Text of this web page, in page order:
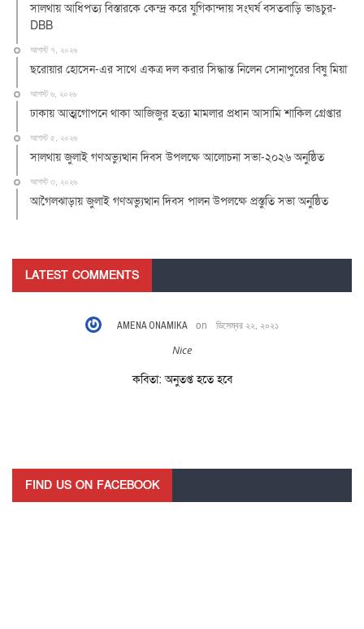
সালথায় আধিপত্য বিস্তারকে কেন্দ্র করে যুগিকান্দায় সংঘর্ষ বসতবাড়ি ভাঙচুর-
DBB
আগস্ট ৭, ২০২৬
ছরোয়ার হোসেন-এর সাথে একত্র দল করার সিদ্ধান্ত নিলেন সোনাপুরের বিষু মিয়া
আগস্ট ৬, ২০২৬
ঢাকায় আত্মগোপনে থাকা আজিজুর হত্যা মামলার প্রধান আসামি শাকিল গ্রেপ্তার
আগস্ট ৫, ২০২৬
সালথায় জুলাই গণঅভ্যুত্থান দিবস উপলক্ষে আলোচনা সভা-২০২৬ অনুষ্ঠিত
আগস্ট ৩, ২০২৬
আগৈলঝাড়ায় জুলাই গণঅভ্যুত্থান দিবস পালন উপলক্ষে প্রস্তুতি সভা অনুষ্ঠিত
LATEST COMMENTS
AMENA ONAMIKA on ডিসেম্বর ২২, ২০২১
Nice
কবিতা: অনুতপ্ত হতে হবে
FIND US ON FACEBOOK